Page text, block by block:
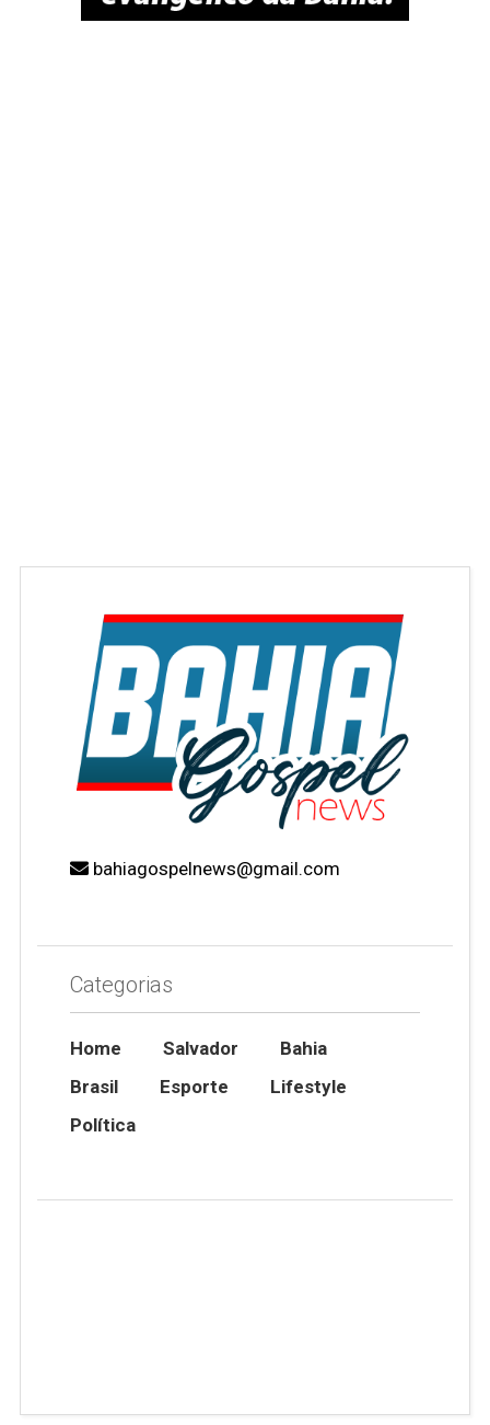
bahiagospelnews@gmail.com
Categorias
Home Salvador
Bahia
Brasil
Esporte
Lifestyle
Política